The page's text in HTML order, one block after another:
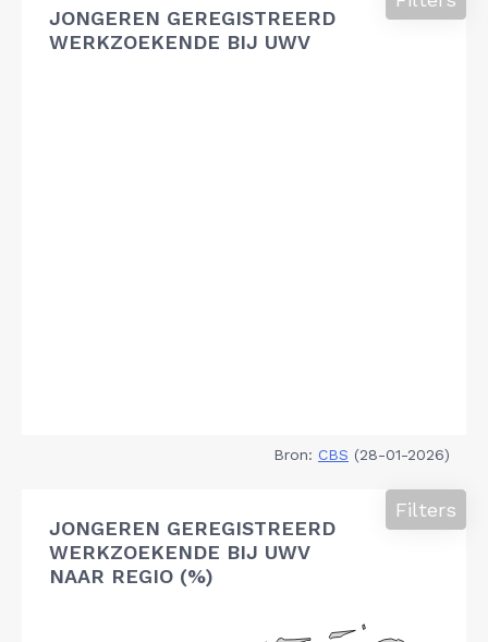
JONGEREN GEREGISTREERD
WERKZOEKENDE BIJ UWV
Bron: CBS (28-01-2026)
JONGEREN GEREGISTREERD
WERKZOEKENDE BIJ UWV
NAAR REGIO (%)
Filters